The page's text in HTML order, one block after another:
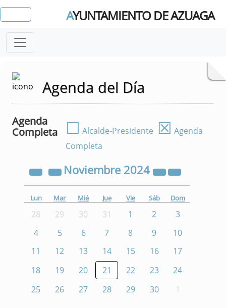
AYUNTAMIENTO DE AZUAGA
Agenda del Día
Agenda
Completa
☐ Alcalde-Presidente ☒ Agenda
Completa
Noviembre 2024
Lun Mar Mié Jue Vie Sáb Dom
28 29 30 31 1 2
3
4
5 6 7 8 9
10
11
12 13 14 15 16
17
18
19 20 21 22 23
24
25
26 27 28 29 30 1